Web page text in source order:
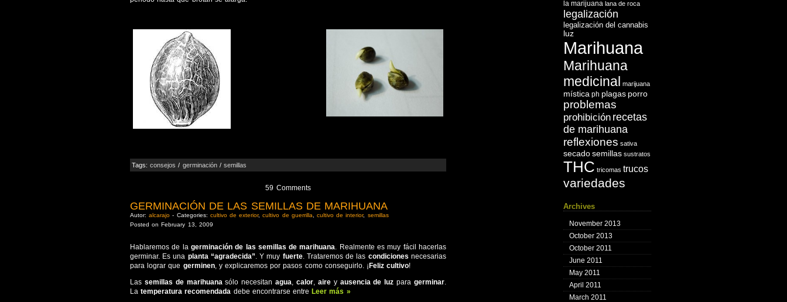
Tags:consejos / germinación/semillas
59 Comments
GERMINACIÓN DE LAS SEMILLAS DE MARIHUANA
Autor:alcarajo - Categories: cultivo de exterior,cultivo de guerrilla ,cultivo de interior, semillas
Posted on February 13, 2009
Hablaremos de la germinación de las semillas de marihuana
. Realmente es muy fácil hacerlas
germinar. Es una planta “agradecida” . Y muy fuerte. Trataremos de las condiciones necesarias
para lograr que germinen, y explicaremos por pasos como conseguirlo. ¡Feliz cultivo!
Las semillas de marihuana sólo necesitanagua calor aire y ausencia de luz paragerminar
Latemperatura recomendada debe encontrarse entreLeer más »
la marijuana lana de roca
legalización
legalización del cannabis
luz
Marihuana
Marihuana
medicinal marijuana
mística ph plagas porro
problemas
prohibición recetas
de marihuana
reflexiones sativa
secado semillas sustratos
THC tricomas trucos
variedades
Archives
November 2013
October 2013
October 2011
June 2011
May 2011
April 2011
March 2011